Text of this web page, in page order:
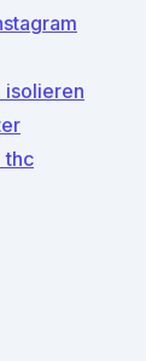
isolieren
thc